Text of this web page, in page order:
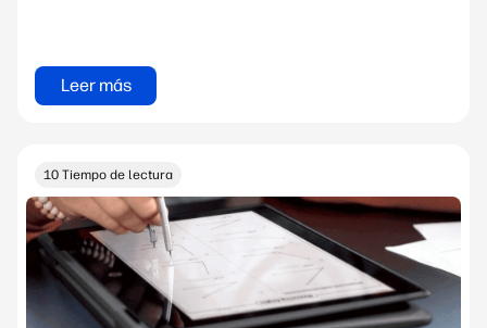
Leer más
10 Tiempo de lectura